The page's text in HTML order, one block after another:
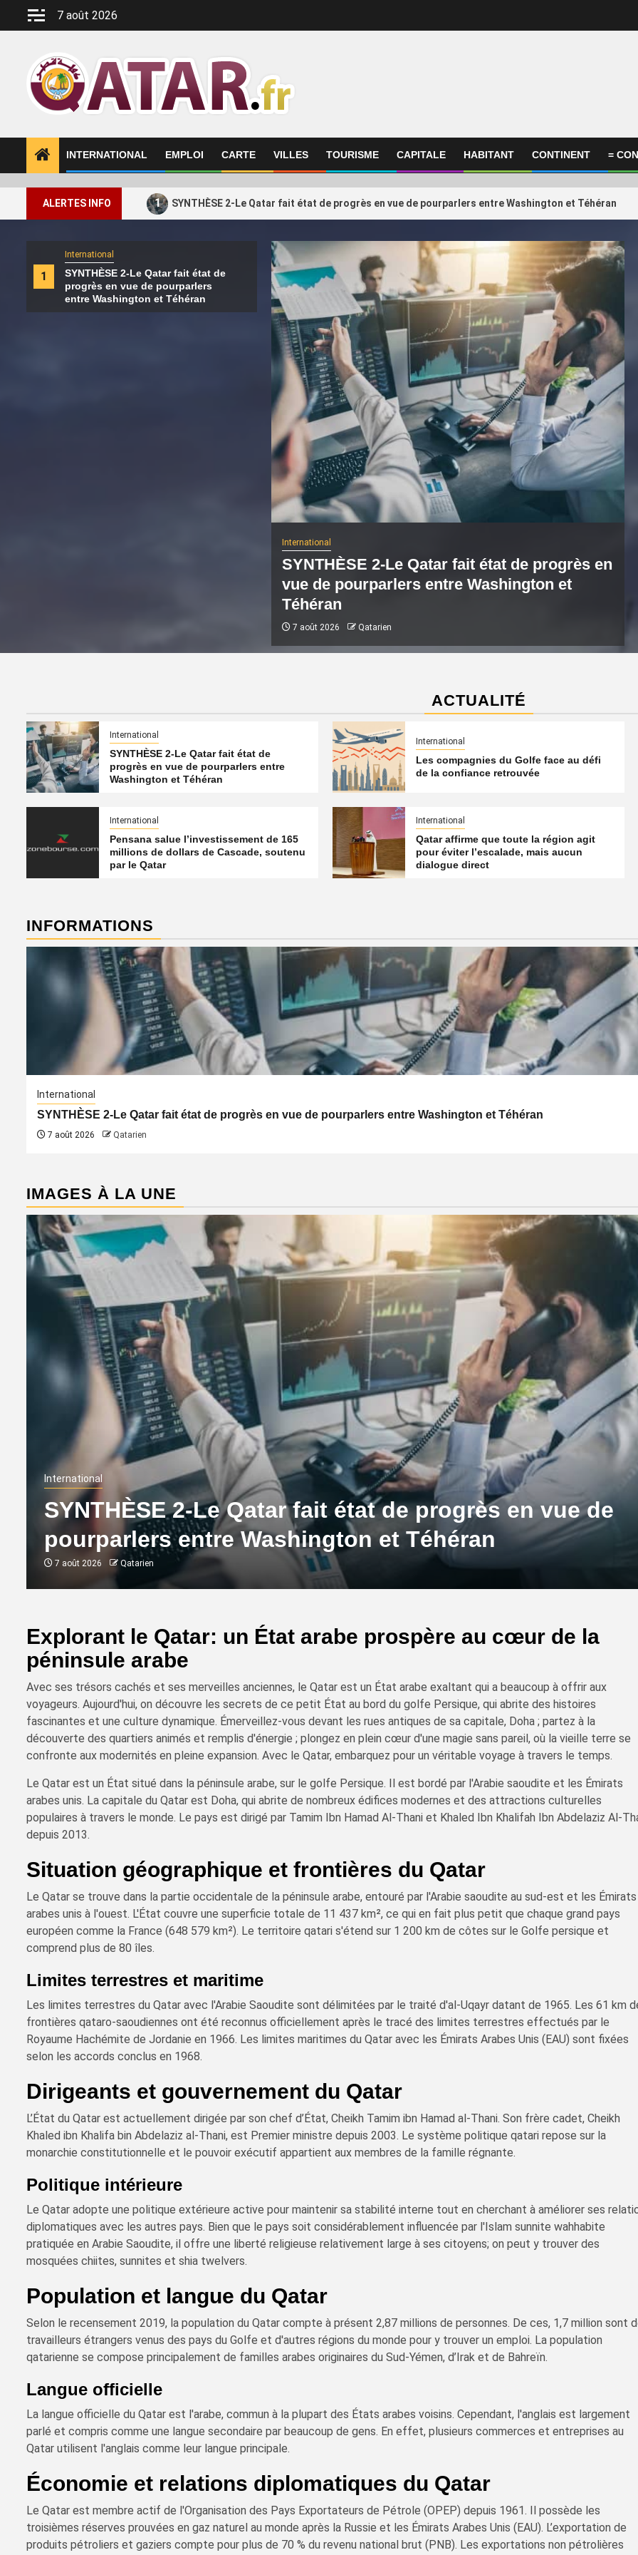
7 août 2026
INTERNATIONAL EMPLOI CARTE VILLES TOURISME CAPITALE HABITANT CONTINENT =
ALERTES INFO 1 SYNTHÈSE 2-Le Qatar fait état de progrès en vue de pourparlers entre Washington et Téhéran
1
International
SYNTHÈSE 2-Le Qatar fait état de
progrès en vue de pourparlers
entre Washington et Téhéran
2
Les compagnies du Golfe face au
défi de la confiance retrouvée
ConocoPhillips
retards éventuels du
au Qatar ne devraient
quelques m
International
SYNTHÈSE 2-Le Qatar fait état de progrès en
vue de pourparlers entre Washington et
Téhéran
7 août 2026 Qatarien
ACTUALITÉ
International
SYNTHÈSE 2-Le Qatar fait état de
progrès en vue de pourparlers entre
Washington et Téhéran
International
Les compagnies du Golfe face au défi
de la confiance retrouvée
International
Pensana salue l’investissement de 165
millions de dollars de Cascade, soutenu
par le Qatar
International
Qatar affirme que toute la région agit
pour éviter l’escalade, mais aucun
dialogue direct
INFORMATIONS
International
SYNTHÈSE 2-Le Qatar fait état de progrès en vue de pourparlers entre Washington et Téhéran
7 août 2026 Qatarien
IMAGES À LA UNE
International
SYNTHÈSE 2-Le Qatar fait état de progrès en vue de
pourparlers entre Washington et Téhéran
7 août 2026 Qatarien
Explorant le Qatar: un État arabe prospère au cœur de la
péninsule arabe
Avec ses trésors cachés et ses merveilles anciennes, le Qatar est un État arabe exaltant qui a beaucoup à offrir aux
voyageurs. Aujourd'hui, on découvre les secrets de ce petit État au bord du golfe Persique, qui abrite des histoires
fascinantes et une culture dynamique. Émerveillez-vous devant les rues antiques de sa capitale, Doha ; partez à la
découverte des quartiers animés et remplis d'énergie ; plongez en plein cœur d'une magie sans pareil, où la vieille terre se
confronte aux modernités en pleine expansion. Avec le Qatar, embarquez pour un véritable voyage à travers le temps.
Le Qatar est un État situé dans la péninsule arabe, sur le golfe Persique. Il est bordé par l'Arabie saoudite et les Émirats
arabes unis. La capitale du Qatar est Doha, qui abrite de nombreux édifices modernes et des attractions culturelles
populaires à travers le monde. Le pays est dirigé par Tamim Ibn Hamad Al-Thani et Khaled Ibn Khalifah Ibn Abdelaziz Al-
depuis 2013.
Situation géographique et frontières du Qatar
Le Qatar se trouve dans la partie occidentale de la péninsule arabe, entouré par l'Arabie saoudite au sud-est et les Émirats
arabes unis à l'ouest. L'État couvre une superficie totale de 11 437 km², ce qui en fait plus petit que chaque grand pays
européen comme la France (648 579 km²). Le territoire qatari s'étend sur 1 200 km de côtes sur le Golfe persique et
comprend plus de 80 îles.
Limites terrestres et maritime
Les limites terrestres du Qatar avec l'Arabie Saoudite sont délimitées par le traité d'al-Uqayr datant de 1965. Les 61 km
frontières qataro-saoudiennes ont été reconnus officiellement après le tracé des limites terrestres effectués par le
Royaume Hachémite de Jordanie en 1966. Les limites maritimes du Qatar avec les Émirats Arabes Unis (EAU) sont fixées
selon les accords conclus en 1968.
Dirigeants et gouvernement du Qatar
L’État du Qatar est actuellement dirigée par son chef d’État, Cheikh Tamim ibn Hamad al-Thani. Son frère cadet, Cheikh
Khaled ibn Khalifa bin Abdelaziz al-Thani, est Premier ministre depuis 2003. Le système politique qatari repose sur la
monarchie constitutionnelle et le pouvoir exécutif appartient aux membres de la famille régnante.
Politique intérieure
Le Qatar adopte une politique extérieure active pour maintenir sa stabilité interne tout en cherchant à améliorer ses
diplomatiques avec les autres pays. Bien que le pays soit considérablement influencée par l'Islam sunnite wahhabite
pratiquée en Arabie Saoudite, il offre une liberté religieuse relativement large à ses citoyens; on peut y trouver des
mosquées chiites, sunnites et shia twelvers.
Population et langue du Qatar
Selon le recensement 2019, la population du Qatar compte à présent 2,87 millions de personnes. De ces, 1,7 million sont
travailleurs étrangers venus des pays du Golfe et d'autres régions du monde pour y trouver un emploi. La population
qatarienne se compose principalement de familles arabes originaires du Sud-Yémen, d’Irak et de Bahreïn.
Langue officielle
La langue officielle du Qatar est l'arabe, commun à la plupart des États arabes voisins. Cependant, l'anglais est largement
parlé et compris comme une langue secondaire par beaucoup de gens. En effet, plusieurs commerces et entreprises au
Qatar utilisent l'anglais comme leur langue principale.
Économie et relations diplomatiques du Qatar
Le Qatar est membre actif de l'Organisation des Pays Exportateurs de Pétrole (OPEP) depuis 1961. Il possède les
troisièmes réserves prouvées en gaz naturel au monde après la Russie et les Émirats Arabes Unis (EAU). L’exportation de
produits pétroliers et gaziers compte pour plus de 70 % du revenu national brut (PNB). Les exportations non pétrolières